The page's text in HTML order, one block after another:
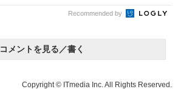
Recommended by
コメントを見る／書く
Copyright © ITmedia Inc. All Rights Reserved.